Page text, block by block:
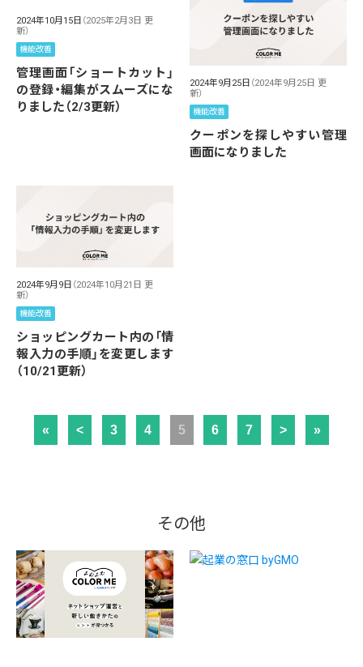
2024年10月15日 （2025年2月3日 更
新）
機能改善
管理画面「ショートカット」
の登録・編集がスムーズにな
りました（2/3更新）
2024年9月25日 （2024年9月25日 更
新）
機能改善
クーポンを探しやすい管理
画面になりました
2024年9月9日 （2024年10月21日 更
新）
機能改善
ショッピングカート内の「情
報入力の手順」を変更します
（10/21更新）
« < 3 4 5 6 7 > »
その他